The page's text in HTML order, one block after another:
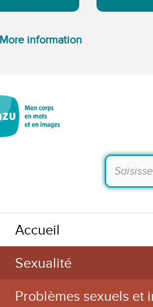
More information
Accueil
Sexualité
Problèmes sexuels et